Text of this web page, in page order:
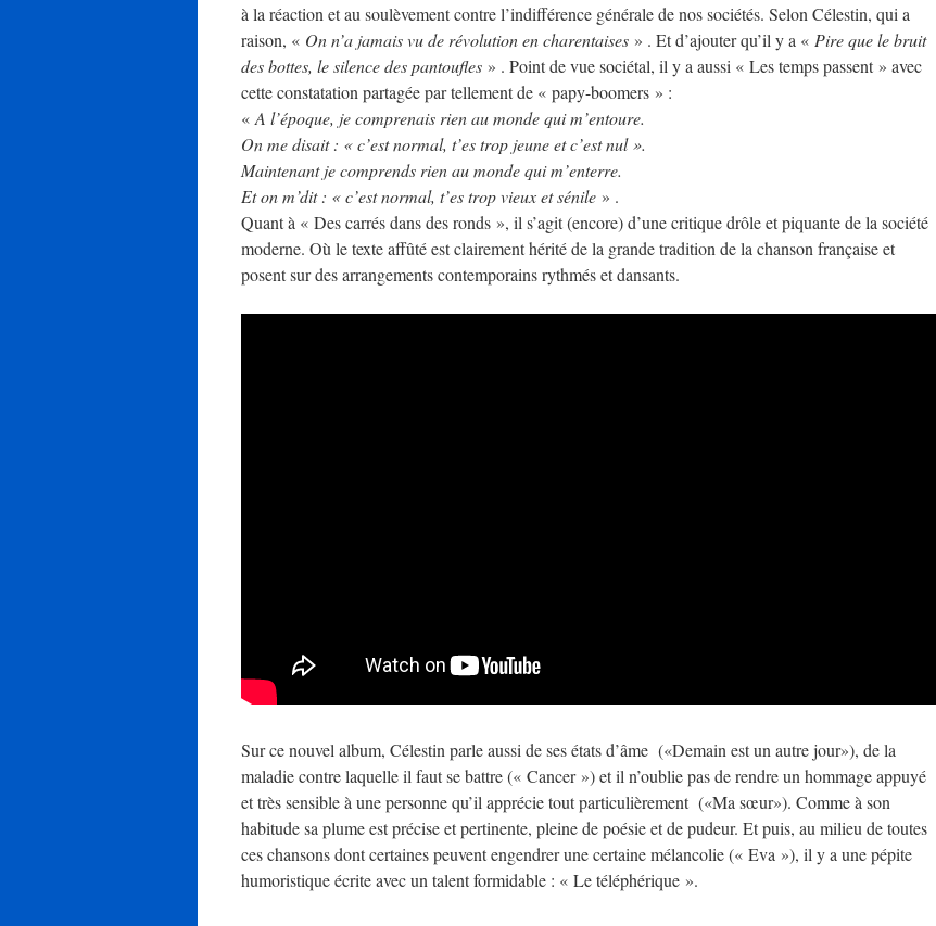
à la réaction et au soulèvement contre l’indifférence générale de nos sociétés. Selon Célestin, qui a
raison, « On n’a jamais vu de révolution en charentaises » . Et d’ajouter qu’il y a « Pire que le bruit
des bottes, le silence des pantoufles » . Point de vue sociétal, il y a aussi « Les temps passent » avec
cette constatation partagée par tellement de « papy-boomers » :
« A l’époque, je comprenais rien au monde qui m’entoure.
On me disait : « c’est normal, t’es trop jeune et c’est nul ».
Maintenant je comprends rien au monde qui m’enterre.
Et on m’dit : « c’est normal, t’es trop vieux et sénile » .
Quant à « Des carrés dans des ronds », il s’agit (encore) d’une critique drôle et piquante de la société
moderne. Où le texte affûté est clairement hérité de la grande tradition de la chanson française et
posent sur des arrangements contemporains rythmés et dansants.
Sur ce nouvel album, Célestin parle aussi de ses états d’âme («Demain est un autre jour»), de la
maladie contre laquelle il faut se battre (« Cancer ») et il n’oublie pas de rendre un hommage appuyé
et très sensible à une personne qu’il apprécie tout particulièrement («Ma sœur»). Comme à son
habitude sa plume est précise et pertinente, pleine de poésie et de pudeur. Et puis, au milieu de toutes
ces chansons dont certaines peuvent engendrer une certaine mélancolie (« Eva »), il y a une pépite
humoristique écrite avec un talent formidable : « Le téléphérique ».